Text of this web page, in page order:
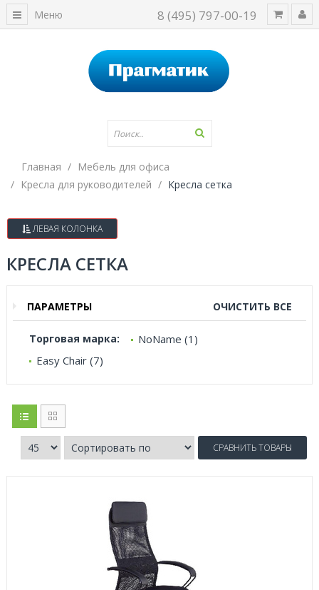
8 (495) 797-00-19
Меню
Главная
Мебель для офиса
Кресла для руководителей
Кресла сетка
ЛЕВАЯ КОЛОНКА
КРЕСЛА СЕТКА
ПАРАМЕТРЫ ОЧИСТИТЬ ВСЕ
Торговая марка:
NoName (1)
Easy Chair (7)
СРАВНИТЬ ТОВАРЫ